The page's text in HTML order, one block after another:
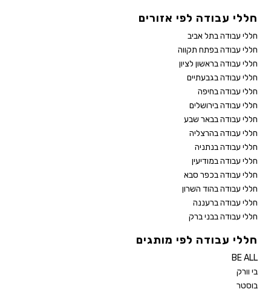
חללי עבודה לפי אזורים
חללי עבודה בתל אביב
חללי עבודה בפתח תקווה
חללי עבודה בראשון לציון
חללי עבודה בגבעתיים
חללי עבודה בחיפה
חללי עבודה בירושלים
חללי עבודה בבאר שבע
חללי עבודה בהרצליה
חללי עבודה בנתניה
חללי עבודה במודיעין
חללי עבודה בכפר סבא
חללי עבודה בהוד השרון
חללי עבודה ברעננה
חללי עבודה בבני ברק
חללי עבודה לפי מותגים
BE ALL
בי וורק
בוסטר